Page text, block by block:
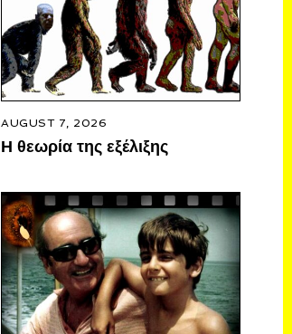
AUGUST 7, 2026
Η θεωρία της εξέλιξης